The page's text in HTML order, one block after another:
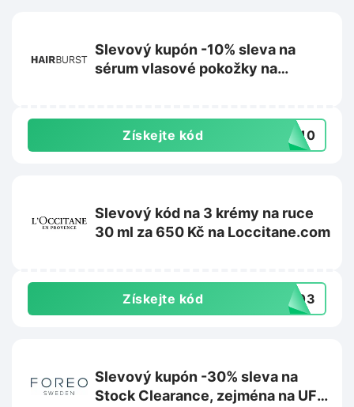
Slevový kupón -10% sleva na
sérum vlasové pokožky na
Získejte kód UM10
Slevový kód na 3 krémy na ruce
30 ml za 650 Kč na Loccitane.com
Získejte kód HC03
Slevový kupón -30% sleva na
Stock Clearance, zejména na UFO